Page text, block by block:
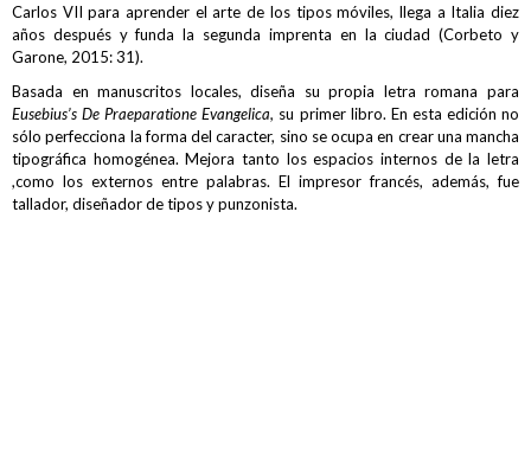
Carlos VII para aprender el arte de los tipos móviles, llega a Italia diez
años después y funda la segunda imprenta en la ciudad (Corbeto y
Garone, 2015: 31).
Basada en manuscritos locales, diseña su propia letra romana para
Eusebius’s De Praeparatione Evangelica, su primer libro. En esta edición no
sólo perfecciona la forma del caracter, sino se ocupa en crear una mancha
tipográfica homogénea. Mejora tanto los espacios internos de la letra
,como los externos entre palabras. El impresor francés, además, fue
tallador, diseñador de tipos y punzonista.